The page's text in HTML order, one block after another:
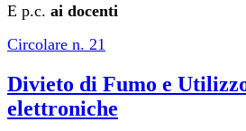
E p.c. ai docenti
Circolare n. 21
Divieto di Fumo e
elettroniche